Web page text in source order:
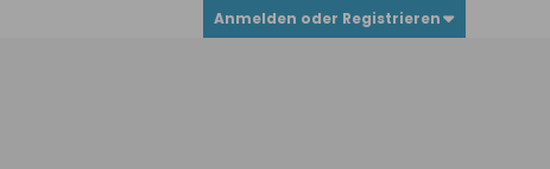
Anmelden oder Registrieren